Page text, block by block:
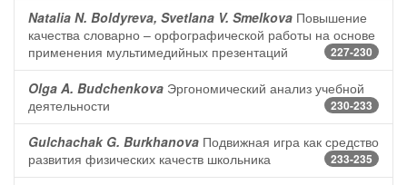
Natalia N. Boldyreva, Svetlana V. Smelkova Повышение
качества словарно – орфографической работы на основе
применения мультимедийных презентаций
227-230
Olga A. Budchenkova Эргономический анализ учебной
деятельности
230-233
Gulchachak G. Burkhanova Подвижная игра как средство
развития физических качеств школьника
233-235